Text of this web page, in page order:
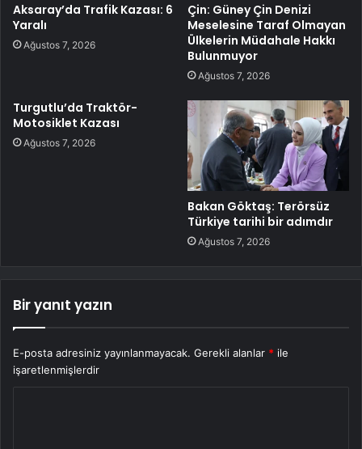
Aksaray’da Trafik Kazası: 6
Yaralı
Ağustos 7, 2026
Çin: Güney Çin Denizi
Meselesine Taraf Olmayan
Ülkelerin Müdahale Hakkı
Bulunmuyor
Ağustos 7, 2026
Turgutlu’da Traktör-
Motosiklet Kazası
Ağustos 7, 2026
Bakan Göktaş: Terörsüz
Türkiye tarihi bir adımdır
Ağustos 7, 2026
Bir yanıt yazın
E-posta adresiniz yayınlanmayacak. Gerekli alanlar * ile
işaretlenmişlerdir